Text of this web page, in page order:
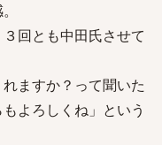
回とも中田氏させて
ますか？って聞いた
よろしくね」という